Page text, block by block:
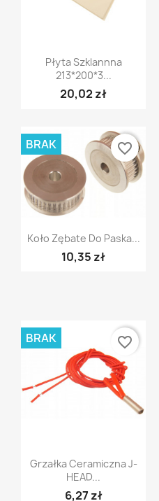
Szybki podgląd
Płyta Szklannna
213*200*3...
20,02 zł
 Szybki podgląd
Koło Zębate Do Paska...
10,35 zł
BRAK favorite_border
Szybki podgląd
Grzałka Ceramiczna J-
HEAD...
6,27 zł
BRAK favorite_border